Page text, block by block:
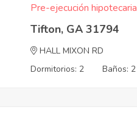
Pre-ejecución hipotecaria
Tifton, GA 31794
HALL MIXON RD
Dormitorios: 2
Baños: 2